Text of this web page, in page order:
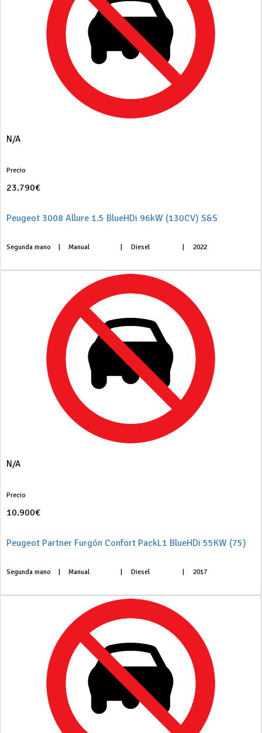
N/A
Precio
23.790€
Peugeot 3008 Allure 1.5 BlueHDi 96kW (130CV) S&S
Segunda mano Manual Diesel 2022
N/A
Precio
10.900€
Peugeot Partner Furgón Confort PackL1 BlueHDi 55KW (75)
Segunda mano Manual Diesel 2017